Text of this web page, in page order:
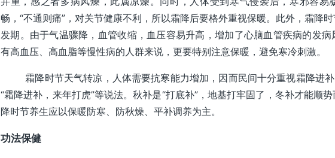
畅，“不通则痛”，对关节健康不利，所以霜降后要格外重视保暖。此外，霜降
发期。由于气温骤降，血管收缩，血压容易升高，增加了心脑血管疾病的发
有高血压、高血脂等慢性病的人群来说，更要特别注意保暖，避免寒冷刺激。
霜降时节天气转凉，人体需要抗寒能力增加，因而民间十分重视霜降进补
“霜降进补，来年打虎”等说法。秋补是“打底补”，地基打牢固了，冬补才能顺
降时节养生应以保暖防寒、防秋燥、平补调养为主。
功法保健